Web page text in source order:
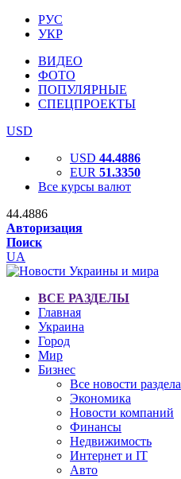
РУС
УКР
ВИДЕО
ФОТО
ПОПУЛЯРНЫЕ
СПЕЦПРОЕКТЫ
USD
USD 44.4886
EUR 51.3350
Все курсы валют
44.4886
Авторизация
Поиск
UA
ВСЕ РАЗДЕЛЫ
Главная
Украина
Город
Мир
Бизнес
Все новости раздела
Экономика
Новости компаний
Финансы
Недвижимость
Интернет и IT
Авто